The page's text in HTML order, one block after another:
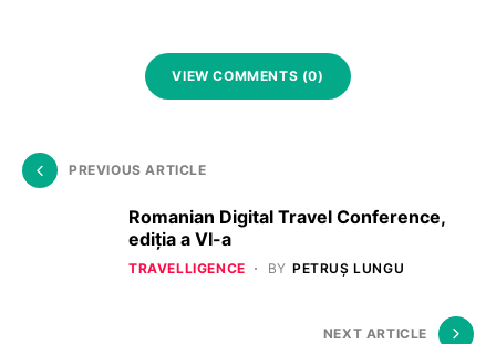
VIEW COMMENTS (0)
PREVIOUS ARTICLE
Romanian Digital Travel Conference,
ediția a VI-a
TRAVELLIGENCE BY PETRUȘ LUNGU
NEXT ARTICLE